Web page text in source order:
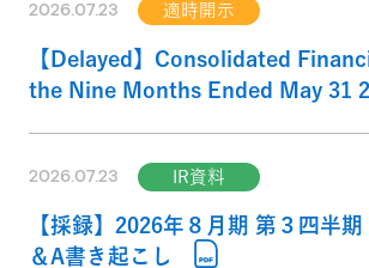
2026.07.23 適時開示
【Delayed】Consolidated
the Nine Months Ended May 31
2026.07.23 IR資料
【採録】2026年８月期 第３四半
＆A書き起こし